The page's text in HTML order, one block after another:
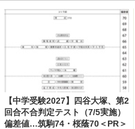
【中学受験2027】四谷大塚、第2
回合不合判定テスト（7/5実施）
偏差値…筑駒74・桜蔭70＜PR＞